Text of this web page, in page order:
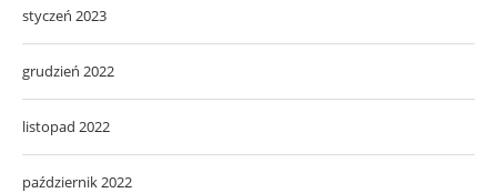
styczeń 2023
grudzień 2022
listopad 2022
październik 2022